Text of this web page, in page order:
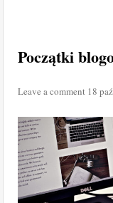
Początki
Leave a comment 18